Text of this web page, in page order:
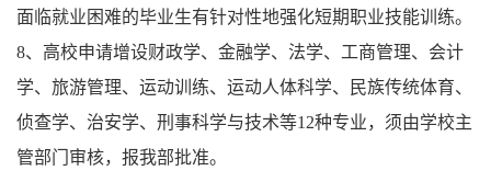
面临就业困难的毕业生有针对性地强化短期职业技能训练。
8、高校申请增设财政学、金融学、法学、工商管理、会计
学、旅游管理、运动训练、运动人体科学、民族传统体育、
侦查学、治安学、刑事科学与技术等12种专业，须由学校主
管部门审核，报我部批准。